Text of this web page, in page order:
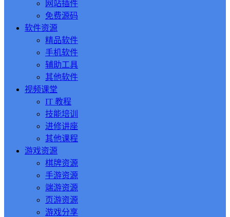
网站插件
免费源码
软件资源
精品软件
手机软件
辅助工具
其他软件
视频课堂
IT 教程
技能培训
进修讲座
其他课程
游戏资源
棋牌资源
手游资源
端游资源
页游资源
游戏分享